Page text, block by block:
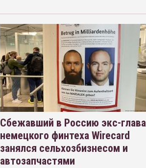
Сбежавший в Россию экс-глава
немецкого финтеха Wirecard
занялся сельхозбизнесом и
автозапчастями